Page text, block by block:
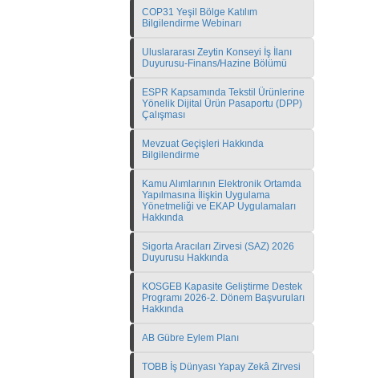
COP31 Yeşil Bölge Katılım
Bilgilendirme Webinarı
Uluslararası Zeytin Konseyi İş İlanı
Duyurusu-Finans/Hazine Bölümü
ESPR Kapsamında Tekstil Ürünlerine
Yönelik Dijital Ürün Pasaportu (DPP)
Çalışması
Mevzuat Geçişleri Hakkında
Bilgilendirme
Kamu Alımlarının Elektronik Ortamda
Yapılmasına İlişkin Uygulama
Yönetmeliği ve EKAP Uygulamaları
Hakkında
Sigorta Aracıları Zirvesi (SAZ) 2026
Duyurusu Hakkında
KOSGEB Kapasite Geliştirme Destek
Programı 2026-2. Dönem Başvuruları
Hakkında
AB Gübre Eylem Planı
TOBB İş Dünyası Yapay Zekâ Zirvesi